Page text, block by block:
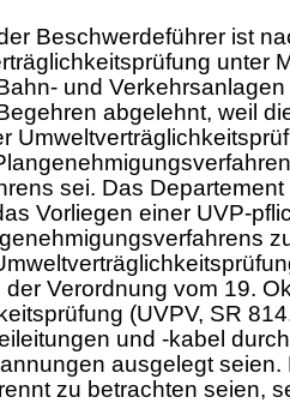
Beschwerdeführer ist
unter
und
abgelehnt, weil
sei. Das
Vorliegen einer UVP-
Verordnung vom 19.
(UVPV, SR
und -kabel
ausgelegt
zu betrachten seien,